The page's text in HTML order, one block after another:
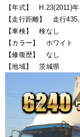
【年式】 H.23(2011)年
【走行距離】 走行
【車検】 検なし
【カラー】 ホワイト
【修復歴】 なし
【地域】 茨城県